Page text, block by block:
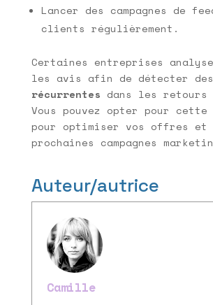
Lancer des campagnes de
clients régulièrement.
Certaines entreprises
les avis afin de détecter des
récurrentes dans les
Vous pouvez opter pour
pour optimiser vos offres et
prochaines campagnes
Auteur/autrice
Camille